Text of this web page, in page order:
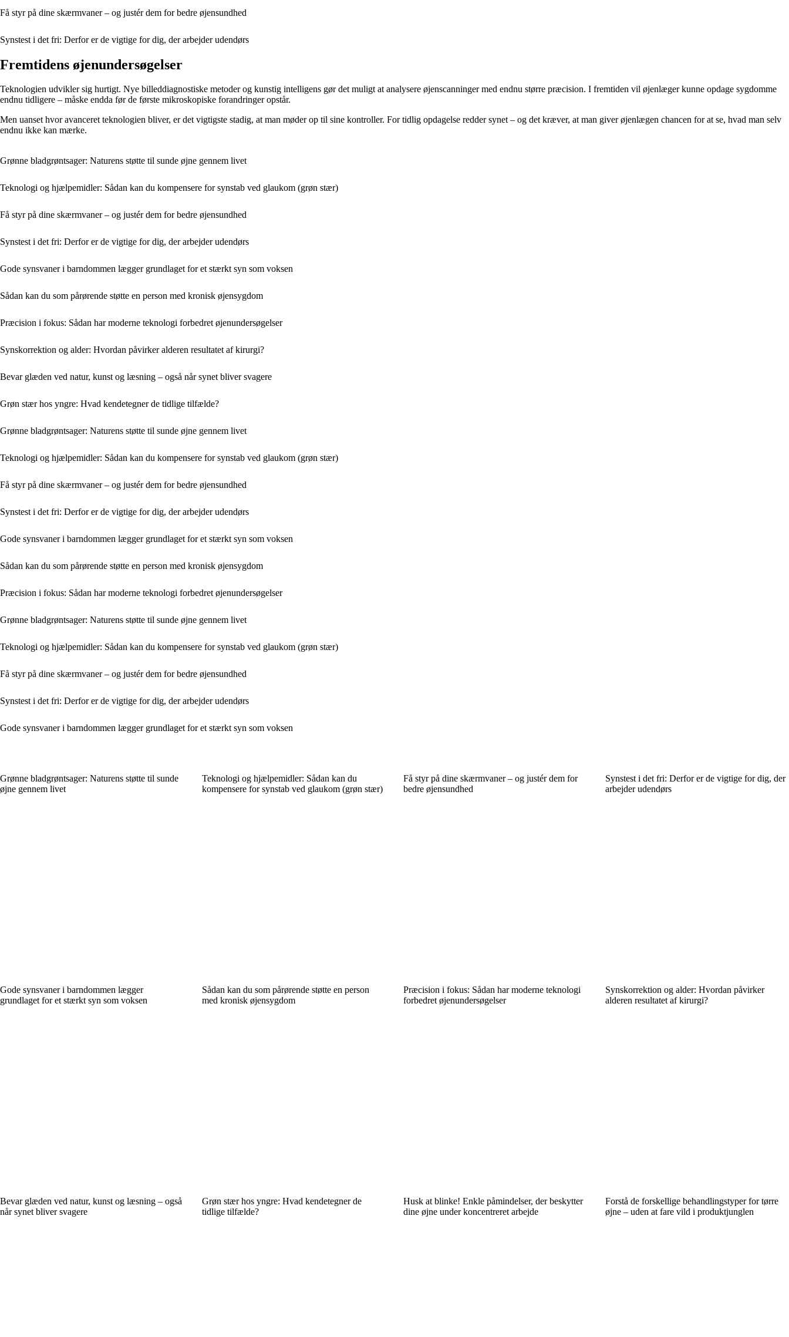
Få styr på dine skærmvaner – og justér dem for bedre øjensundhed
Synstest i det fri: Derfor er de vigtige for dig, der arbejder udendørs
Fremtidens øjenundersøgelser
Teknologien udvikler sig hurtigt. Nye billeddiagnostiske metoder og kunstig intelligens gør det muligt at analysere øjenscanninger med endnu større præcision. I fremtiden vil øjenlæger kunne opdage sygdomme
endnu tidligere – måske endda før de første mikroskopiske forandringer opstår.
Men uanset hvor avanceret teknologien bliver, er det vigtigste stadig, at man møder op til sine kontroller. For tidlig opdagelse redder synet – og det kræver, at man giver øjenlægen chancen for at se, hvad man selv
endnu ikke kan mærke.
Grønne bladgrøntsager: Naturens støtte til sunde øjne gennem livet
Teknologi og hjælpemidler: Sådan kan du kompensere for synstab ved glaukom (grøn stær)
Få styr på dine skærmvaner – og justér dem for bedre øjensundhed
Synstest i det fri: Derfor er de vigtige for dig, der arbejder udendørs
Gode synsvaner i barndommen lægger grundlaget for et stærkt syn som voksen
Sådan kan du som pårørende støtte en person med kronisk øjensygdom
Præcision i fokus: Sådan har moderne teknologi forbedret øjenundersøgelser
Synskorrektion og alder: Hvordan påvirker alderen resultatet af kirurgi?
Bevar glæden ved natur, kunst og læsning – også når synet bliver svagere
Grøn stær hos yngre: Hvad kendetegner de tidlige tilfælde?
Grønne bladgrøntsager: Naturens støtte til sunde øjne gennem livet
Teknologi og hjælpemidler: Sådan kan du kompensere for synstab ved glaukom (grøn stær)
Få styr på dine skærmvaner – og justér dem for bedre øjensundhed
Synstest i det fri: Derfor er de vigtige for dig, der arbejder udendørs
Gode synsvaner i barndommen lægger grundlaget for et stærkt syn som voksen
Sådan kan du som pårørende støtte en person med kronisk øjensygdom
Præcision i fokus: Sådan har moderne teknologi forbedret øjenundersøgelser
Grønne bladgrøntsager: Naturens støtte til sunde øjne gennem livet
Teknologi og hjælpemidler: Sådan kan du kompensere for synstab ved glaukom (grøn stær)
Få styr på dine skærmvaner – og justér dem for bedre øjensundhed
Synstest i det fri: Derfor er de vigtige for dig, der arbejder udendørs
Gode synsvaner i barndommen lægger grundlaget for et stærkt syn som voksen
Grønne bladgrøntsager: Naturens støtte til sunde
øjne gennem livet
Teknologi og hjælpemidler: Sådan kan du
kompensere for synstab ved glaukom (grøn stær)
Få styr på dine skærmvaner – og justér dem for
bedre øjensundhed
Synstest i det fri: Derfor er de vigtige for dig, der
arbejder udendørs
Gode synsvaner i barndommen lægger
grundlaget for et stærkt syn som voksen
Sådan kan du som pårørende støtte en person
med kronisk øjensygdom
Præcision i fokus: Sådan har moderne teknologi
forbedret øjenundersøgelser
Synskorrektion og alder: Hvordan påvirker
alderen resultatet af kirurgi?
Bevar glæden ved natur, kunst og læsning – også
når synet bliver svagere
Grøn stær hos yngre: Hvad kendetegner de
tidlige tilfælde?
Husk at blinke! Enkle påmindelser, der beskytter
dine øjne under koncentreret arbejde
Forstå de forskellige behandlingstyper for tørre
øjne – uden at fare vild i produktjunglen